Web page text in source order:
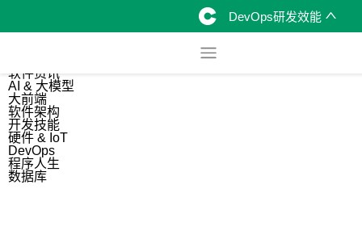
DevOps研发效能
软件资讯
AI & 大模型
大前端
软件架构
开发技能
硬件 & IoT
DevOps
程序人生
数据库